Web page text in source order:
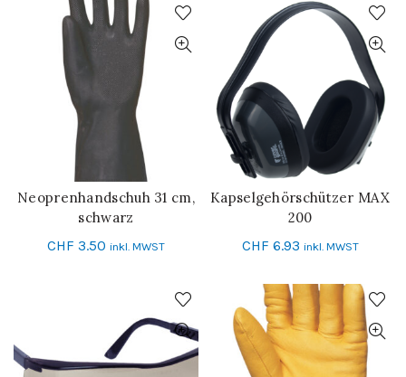
SCHNELL-EINKAUF
Neoprenhandschuh 31 cm,
schwarz
CHF 3.50 inkl. MWST
IN DEN WARENKORB
Kapselgehörschützer MAX
200
CHF 6.93 inkl. MWST